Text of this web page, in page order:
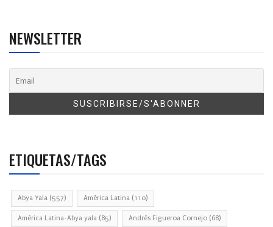
NEWSLETTER
ETIQUETAS/TAGS
Abya Yala (557) América Latina (110)
América Latina-Abya yala (85) Andrés Figueroa Cornejo (68)